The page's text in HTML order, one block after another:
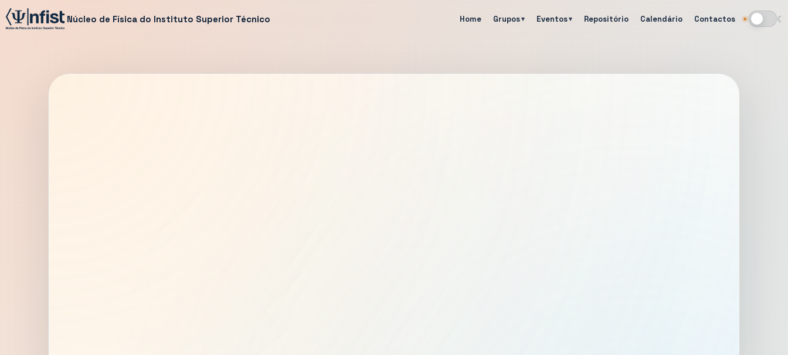
Núcleo de Física do Instituto Superior Técnico Home Grupos Eventos Repositório Calendário Contactos ☀ ☾
Alternar tema